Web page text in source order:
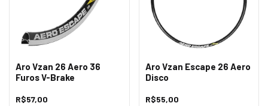
Aro Vzan 26 Aero 36
Furos V-Brake
R$57,00
Aro Vzan Escape 26 Aero
Disco
R$55,00